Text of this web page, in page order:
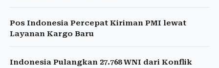
Pos Indonesia Percepat Kiriman PMI lewat
Layanan Kargo Baru
Indonesia Pulangkan 27.768 WNI dari Konflik